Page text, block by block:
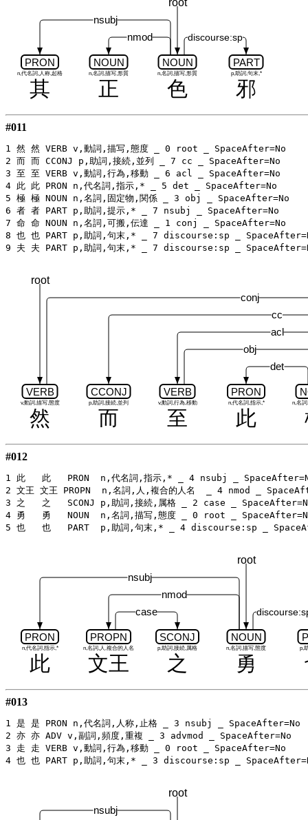
其
PRON
n,代名詞,人称,起格
正
NOUN
n,名詞,描写,形質
色
NOUN
n,名詞,描写,形質
邪
PART
p,助詞,句末,*
nsubj
nmod
discourse:sp
#011
1 然 然 VERB v,動詞,描写,態度 _ 0 root _ SpaceAfter=No
2 而 而 CCONJ p,助詞,接続,並列 _ 7 cc _ SpaceAfter=No
3 至 至 VERB v,動詞,行為,移動 _ 6 acl _ SpaceAfter=No
4 此 此 PRON n,代名詞,指示,* _ 5 det _ SpaceAfter=No
5 極 極 NOUN n,名詞,固定物,関係 _ 3 obj _ SpaceAfter=No
6 者 者 PART p,助詞,提示,* _ 7 nsubj _ SpaceAfter=No
7 命 命 NOUN n,名詞,可搬,伝達 _ 1 conj _ SpaceAfter=No
8 也 也 PART p,助詞,句末,* _ 7 discourse:sp _
然
VERB
v,動詞,描写,態度
而
CCONJ
p,助詞,接続,並列
至
VERB
v,動詞,行為,移動
此
PRON
n,代名詞,指示,* n,名
root
cc
acl
det
obj
conj
#012
1 此   此   PRON  n,代名詞,指示,* _ 4 nsubj _
2 文王 文王 PROPN  n,名詞,人,複合的人名  _ 4 nmod _
3 之   之   SCONJ p,助詞,接続,属格 _ 2 case _
4 勇   勇   NOUN  n,名詞,描写,態度 _ 0 root _
此
PRON
n,代名詞,指示,*
文王
PROPN
n,名詞,人,複合的人名
之
SCONJ
p,助詞,接続,属格
勇
NOUN
n,名詞,描写,態度 p,
nsubj
nmod
case
root
#013
1 是 是 PRON n,代名詞,人称,止格 _ 3 nsubj _ SpaceAfter=No
2 亦 亦 ADV v,副詞,頻度,重複 _ 3 advmod _ SpaceAfter=No
3 走 走 VERB v,動詞,行為,移動 _ 0 root _ SpaceAfter=No
nsubj
root